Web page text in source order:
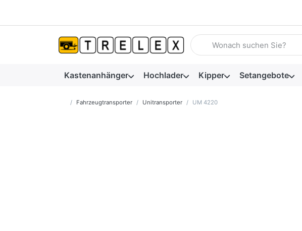
Geben Sie einen Suchbegriff
Kastenanhänger Hochlader Kipper Setangebote
Startseite
Fahrzeugtransporter Unitransporter UM 4220